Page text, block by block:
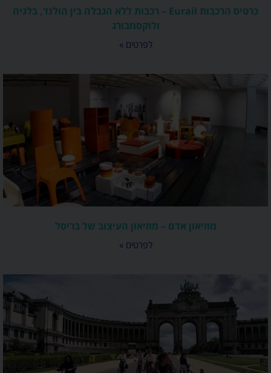
כרטיס הרכבות Eurail – רכבות ללא הגבלה בין הולנד, בלגיה
ולוקסמבורג
לפרטים »
מוזיאון אדם – מוזיאון העיצוב של בריסל
לפרטים »